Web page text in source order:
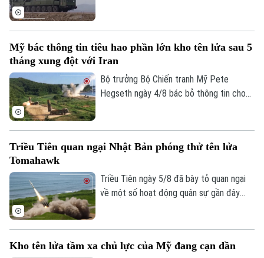
trăm tên lửa đạn đạo nhằm hỗ trợ các
hoạt động quân sự của Moscow tại
Ukraine. Nga và Triều Tiên hiện chưa đưa
ra bình luận về thông tin này.
Mỹ bác thông tin tiêu hao phần lớn kho tên lửa sau 5
tháng xung đột với Iran
Bộ trưởng Bộ Chiến tranh Mỹ Pete
Hegseth ngày 4/8 bác bỏ thông tin cho
đầy đủ năng lực quân sự.
Triều Tiên quan ngại Nhật Bản phóng thử tên lửa
Tomahawk
Triều Tiên ngày 5/8 đã bày tỏ quan ngại
về một số hoạt động quân sự gần đây
Kho tên lửa tầm xa chủ lực của Mỹ đang cạn dần